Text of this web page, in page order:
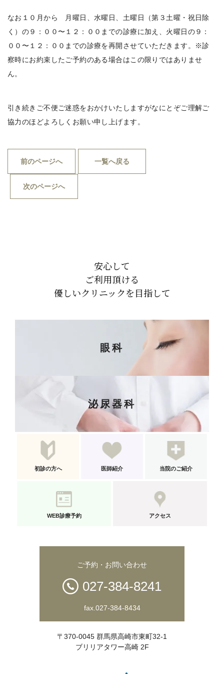
なお１０月から 月曜日、水曜日、土曜日（第３土曜・祝日除
く）の９：００〜１２：００までの診療に加え、火曜日の９：
００〜１２：００までの診療を再開させていただきます。※診
察時にお約束したご予約のある場合はこの限りではありませ
ん。
引き続きご不便ご迷惑をおかけいたしますがなにとぞご理解ご
協力のほどよろしくお願い申し上げます。
前のページへ 一覧へ戻る
次のページへ
安心して
ご利用頂ける
優しいクリニックを目指して
眼科
泌尿器科
初診の方へ 医師紹介 当院のご紹介
WEB診療予約 アクセス
ご予約・お問い合わせ
027-384-8241
fax.027-384-8434
〒370-0045 群馬県高崎市東町32-1
ブリリアタワー高崎 2F